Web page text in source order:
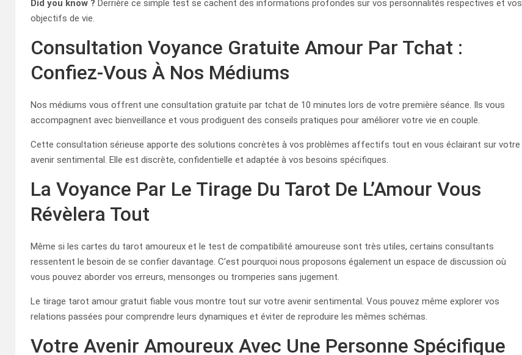
Did you know ? Derrière ce simple test se cachent des informations profondes sur vos personnalités respectives et vos
objectifs de vie.
Consultation Voyance Gratuite Amour Par Tchat :
Confiez-Vous À Nos Médiums
Nos médiums vous offrent une consultation gratuite par tchat de 10 minutes lors de votre première séance. Ils vous
accompagnent avec bienveillance et vous prodiguent des conseils pratiques pour améliorer votre vie en couple.
Cette consultation sérieuse apporte des solutions concrètes à vos problèmes affectifs tout en vous éclairant sur votre
avenir sentimental. Elle est discrète, confidentielle et adaptée à vos besoins spécifiques.
La Voyance Par Le Tirage Du Tarot De L’Amour Vous
Révèlera Tout
Même si les cartes du tarot amoureux et le test de compatibilité amoureuse sont très utiles, certains consultants
ressentent le besoin de se confier davantage. C’est pourquoi nous proposons également un espace de discussion où
vous pouvez aborder vos erreurs, mensonges ou tromperies sans jugement.
Le tirage tarot amour gratuit fiable vous montre tout sur votre avenir sentimental. Vous pouvez même explorer vos
relations passées pour comprendre leurs dynamiques et éviter de reproduire les mêmes schémas.
Votre Avenir Amoureux Avec Une Personne Spécifique